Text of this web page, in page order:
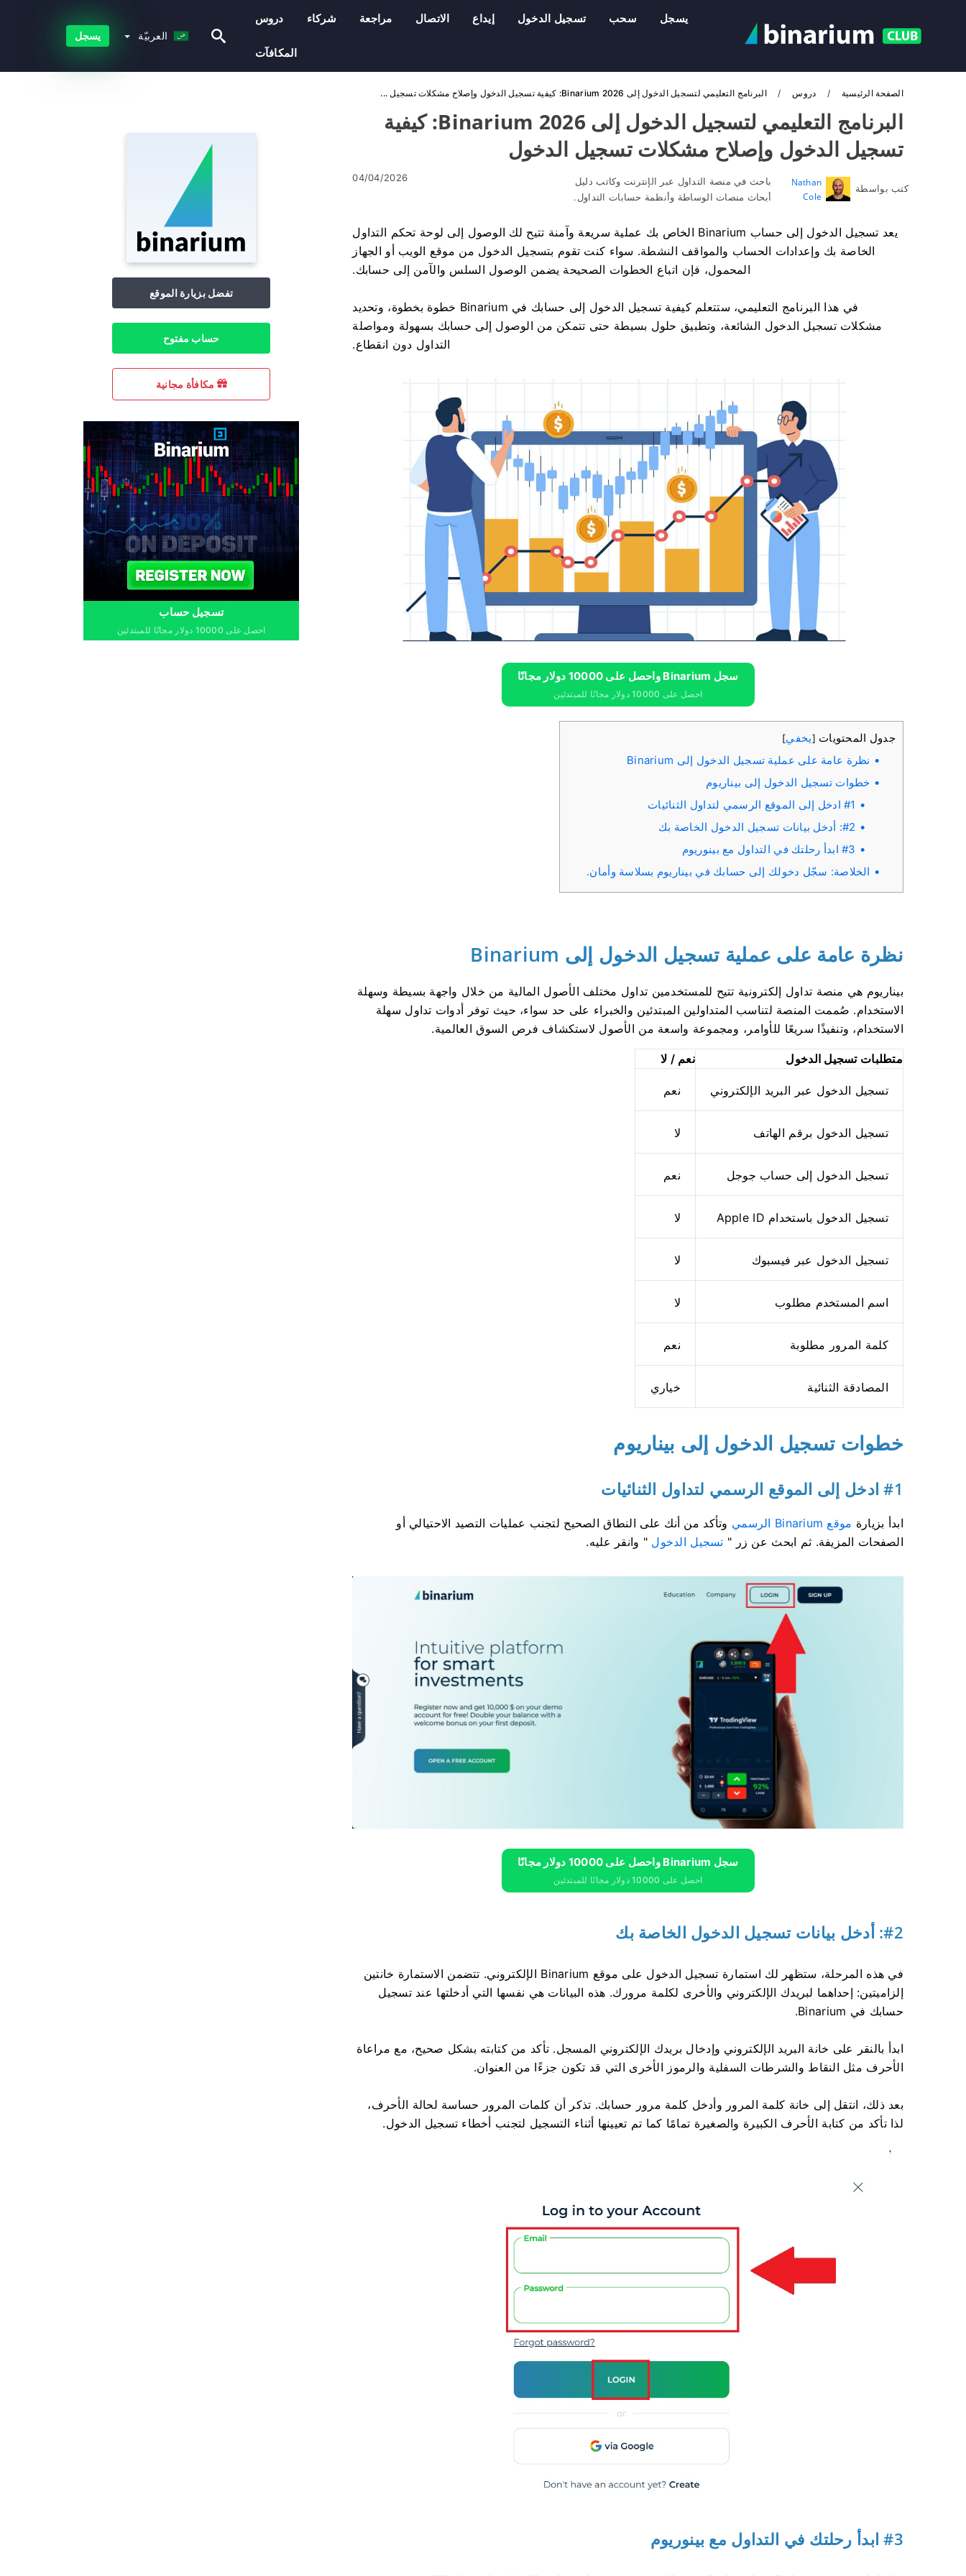
دروس شركاء مراجعة الاتصال إيداع تسجيل الدخول سحب يسجل
المكافآت
العربيّة يسجل
الصفحة الرئيسية دروس البرنامج التعليمي لتسجيل الدخول إلى Binarium 2026: كيفية تسجيل الدخول وإصلاح مشكلات تسجيل ...
البرنامج التعليمي لتسجيل الدخول إلى Binarium 2026: كيفية
تسجيل الدخول وإصلاح مشكلات تسجيل الدخول
كتب بواسطة
Nathan
Cole
باحث في منصة التداول عبر الإنترنت وكاتب دليل
أبحاث منصات الوساطة وأنظمة حسابات التداول.
04/04/2026
يعد تسجيل الدخول إلى حساب Binarium الخاص بك عملية سريعة وآمنة تتيح لك الوصول إلى لوحة تحكم التداول
الخاصة بك وإعدادات الحساب والمواقف النشطة. سواء كنت تقوم بتسجيل الدخول من موقع الويب أو الجهاز
المحمول، فإن اتباع الخطوات الصحيحة يضمن الوصول السلس والآمن إلى حسابك.
في هذا البرنامج التعليمي، ستتعلم كيفية تسجيل الدخول إلى حسابك في Binarium خطوة بخطوة، وتحديد
مشكلات تسجيل الدخول الشائعة، وتطبيق حلول بسيطة حتى تتمكن من الوصول إلى حسابك بسهولة ومواصلة
التداول دون انقطاع.
سجل Binarium واحصل على 10000 دولار مجانًا
احصل على 10000 دولار مجانًا للمبتدئين
جدول المحتويات [يخفي]
نظرة عامة على عملية تسجيل الدخول إلى Binarium
خطوات تسجيل الدخول إلى بيناريوم
#1 ادخل إلى الموقع الرسمي لتداول الثنائيات
#2: أدخل بيانات تسجيل الدخول الخاصة بك
#3 ابدأ رحلتك في التداول مع بينوريوم
الخلاصة: سجّل دخولك إلى حسابك في بيناريوم بسلاسة وأمان.
نظرة عامة على عملية تسجيل الدخول إلى Binarium
بيناريوم هي منصة تداول إلكترونية تتيح للمستخدمين تداول مختلف الأصول المالية من خلال واجهة بسيطة وسهلة
الاستخدام. صُممت المنصة لتناسب المتداولين المبتدئين والخبراء على حد سواء، حيث توفر أدوات تداول سهلة
الاستخدام، وتنفيذًا سريعًا للأوامر، ومجموعة واسعة من الأصول لاستكشاف فرص السوق العالمية.
متطلبات تسجيل الدخول نعم / لا
تسجيل الدخول عبر البريد الإلكتروني نعم
تسجيل الدخول برقم الهاتف لا
تسجيل الدخول إلى حساب جوجل نعم
تسجيل الدخول باستخدام Apple ID لا
تسجيل الدخول عبر فيسبوك لا
اسم المستخدم مطلوب لا
كلمة المرور مطلوبة نعم
المصادقة الثنائية خياري
خطوات تسجيل الدخول إلى بيناريوم
#1 ادخل إلى الموقع الرسمي لتداول الثنائيات
ابدأ بزيارة موقع Binarium الرسمي
وتأكد من أنك على النطاق الصحيح لتجنب عمليات التصيد الاحتيالي أو
الصفحات المزيفة. ثم ابحث عن زر " تسجيل الدخول " وانقر عليه.
سجل Binarium واحصل على 10000 دولار مجانًا
احصل على 10000 دولار مجانًا للمبتدئين
#2: أدخل بيانات تسجيل الدخول الخاصة بك
في هذه المرحلة، ستظهر لك استمارة تسجيل الدخول على موقع Binarium الإلكتروني. تتضمن الاستمارة خانتين
إلزاميتين: إحداهما لبريدك الإلكتروني والأخرى لكلمة مرورك. هذه البيانات هي نفسها التي أدخلتها عند تسجيل
حسابك في Binarium.
ابدأ بالنقر على خانة البريد الإلكتروني وإدخال بريدك الإلكتروني المسجل. تأكد من كتابته بشكل صحيح، مع مراعاة
الأحرف مثل النقاط والشرطات السفلية والرموز الأخرى التي قد تكون جزءًا من العنوان.
بعد ذلك، انتقل إلى خانة كلمة المرور وأدخل كلمة مرور حسابك. تذكر أن كلمات المرور حساسة لحالة الأحرف،
لذا تأكد من كتابة الأحرف الكبيرة والصغيرة تمامًا كما تم تعيينها أثناء التسجيل لتجنب أخطاء تسجيل الدخول.
#3 ابدأ رحلتك في التداول مع بينوريوم
تفضل بزيارة الموقع
حساب مفتوح
مكافأة مجانية
تسجيل حساب
احصل على 10000 دولار مجانًا للمبتدئين